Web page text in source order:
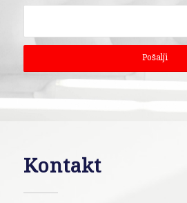
Kontakt